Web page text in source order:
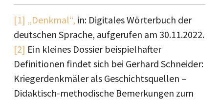
[1] „Denkmal“, in: Digitales Wörterbuch der
deutschen Sprache, aufgerufen am 30.11.2022.
[2] Ein kleines Dossier beispielhafter
Definitionen findet sich bei Gerhard Schneider:
Kriegerdenkmäler als Geschichtsquellen –
Didaktisch-methodische Bemerkungen zum